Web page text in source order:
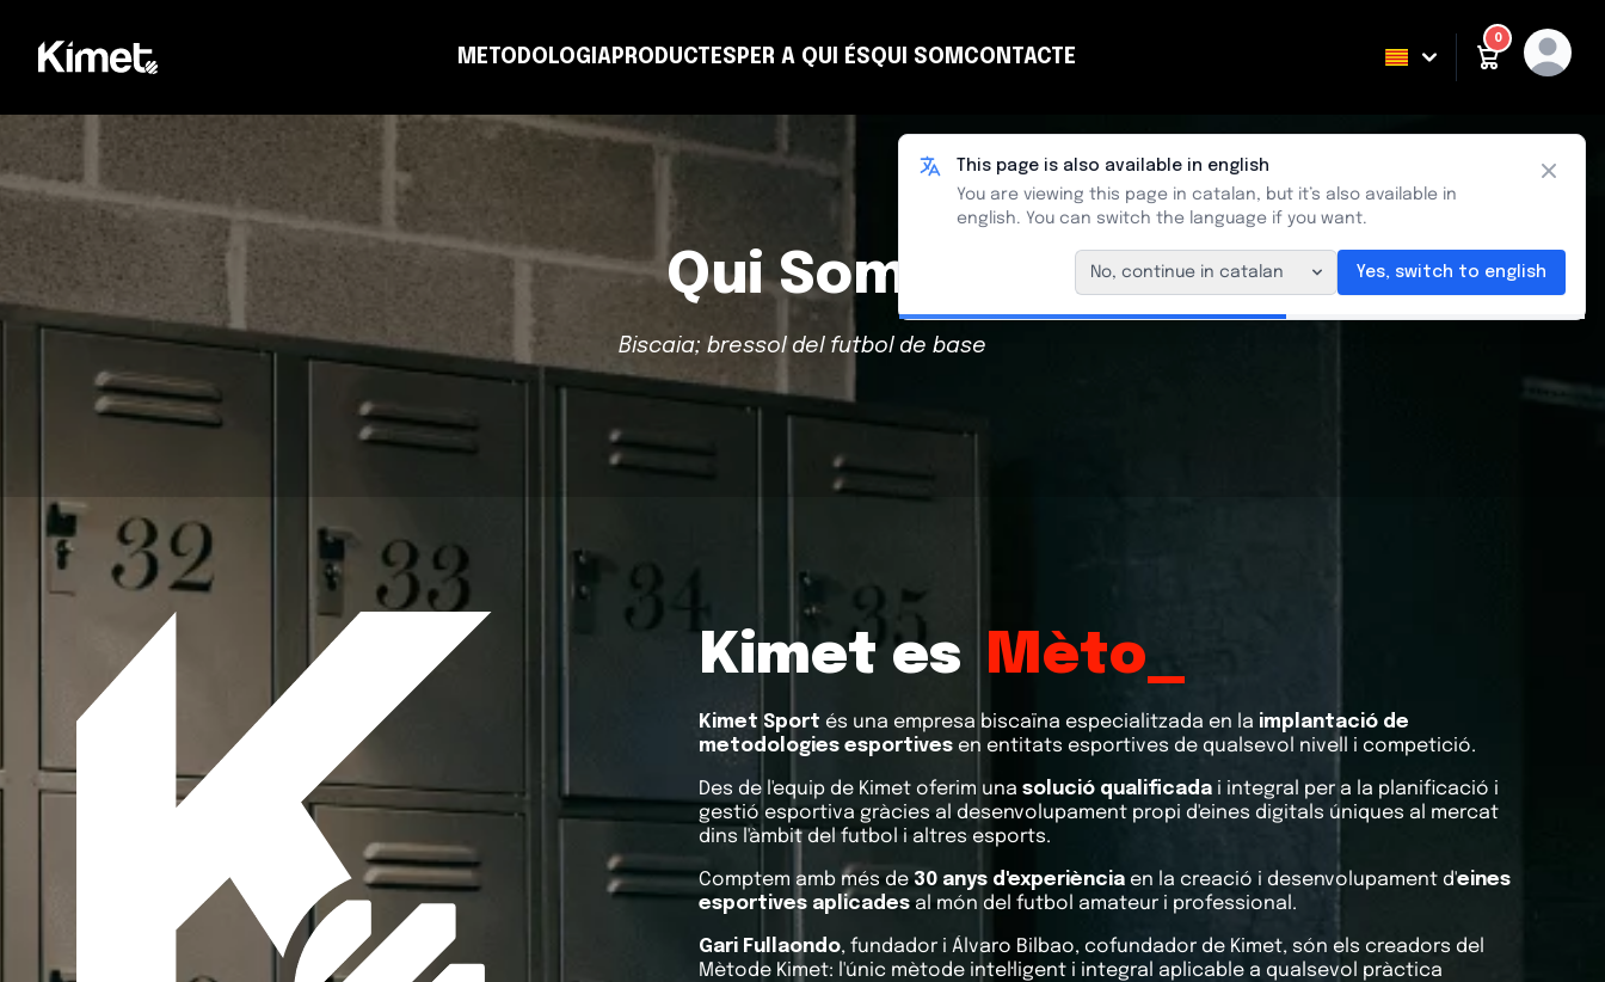
METODOLOGIAPRODUCTES PER A QUI ÉSQUI SOM CONTACTE
0
Qui Som?
Biscaia; bressol del futbol de base
Kimet es Plan_
Kimet Sport és una empresa biscaïna especialitzada en la implantació de
metodologies esportives en entitats esportives de qualsevol nivell i competició.
Des de l'equip de Kimet oferim unasolució qualificada i integral per a la planificació i
gestió esportiva gràcies al desenvolupament propi d'eines digitals úniques al mercat
dins l'àmbit del futbol i altres esports.
Comptem amb més de30 anys d'experiència en la creació i desenvolupament d'eines
esportives aplicadesal món del futbol amateur i professional.
Gari Fullaondo, fundador i Álvaro Bilbao, cofundador de Kimet, són els creadors del
Mètode Kimet: l'únic mètode intel·ligent i integral aplicable a qualsevol pràctica
This page is also available in english
You are viewing this page in catalan, but it’s also available in
english. You can switch the language if you want.
Close
No, continue in catalan Yes, switch to english